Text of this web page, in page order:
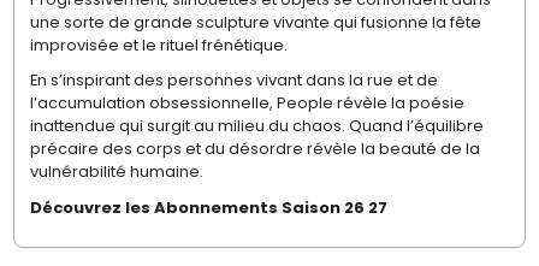
une sorte de grande sculpture vivante qui fusionne la fête
improvisée et le rituel frénétique.
En s’inspirant des personnes vivant dans la rue et de
l’accumulation obsessionnelle, People révèle la poésie
inattendue qui surgit au milieu du chaos. Quand l’équilibre
précaire des corps et du désordre révèle la beauté de la
vulnérabilité humaine.
Découvrez les Abonnements Saison 26 27